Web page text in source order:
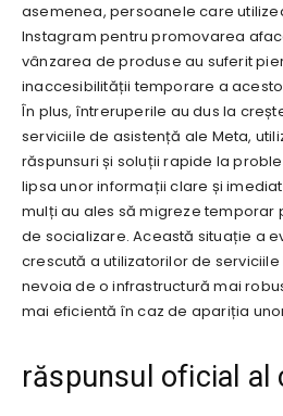
asemenea, persoanele care
Instagram pentru promovarea
vânzarea de produse au suferit
inaccesibilității temporare a
În plus, întreruperile au dus la
serviciile de asistență ale Meta,
răspunsuri și soluții rapide la
lipsa unor informații clare și
mulți au ales să migreze temporar
de socializare. Această situație a
crescută a utilizatorilor de serviciile
nevoia de o infrastructură mai
mai eficientă în caz de apariția
răspunsul oficial al